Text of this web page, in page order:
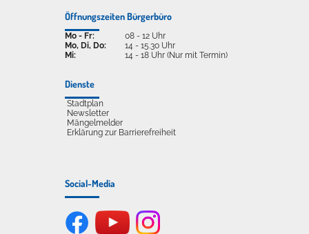
Öffnungszeiten Bürgerbüro
Mo - Fr:
Mo, Di, Do:
Mi:
08 - 12 Uhr
14 - 15.30 Uhr
14 - 18 Uhr (Nur mit Termin)
Dienste
Stadtplan
Newsletter
Mängelmelder
Erklärung zur Barrierefreiheit
Social-Media